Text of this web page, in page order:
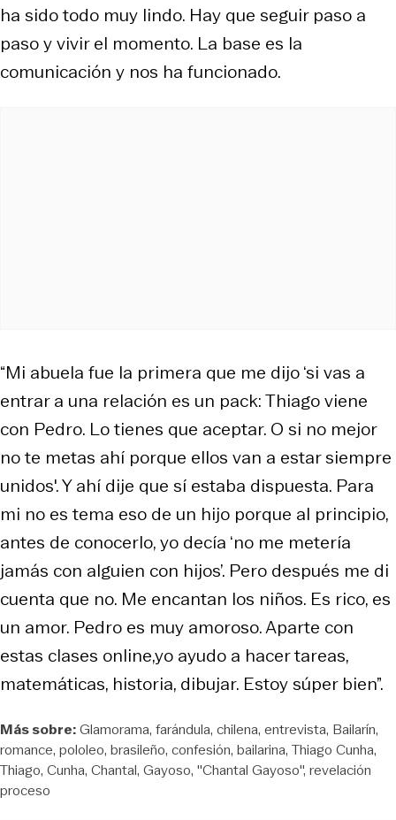
ha sido todo muy lindo. Hay que seguir paso a
paso y vivir el momento. La base es la
comunicación y nos ha funcionado.
“Mi abuela fue la primera que me dijo ‘si vas a
entrar a una relación es un pack: Thiago viene
con Pedro. Lo tienes que aceptar. O si no mejor
no te metas ahí porque ellos van a estar siempre
unidos'. Y ahí dije que sí estaba dispuesta. Para
mi no es tema eso de un hijo porque al principio,
antes de conocerlo, yo decía ‘no me metería
jamás con alguien con hijos’. Pero después me di
cuenta que no. Me encantan los niños. Es rico, es
un amor. Pedro es muy amoroso. Aparte con
estas clases online,yo ayudo a hacer tareas,
matemáticas, historia, dibujar. Estoy súper bien”.
Más sobre:Glamorama farándula chilena entrevista Bailarín
romance pololeo brasileño confesión bailarina Thiago Cunha
Thiago Cunha Chantal Gayoso "Chantal Gayoso" revelación
proceso